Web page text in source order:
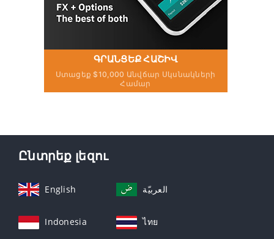
ԳՐԱՆՑԵՔ ՀԱՇԻՎ
Ստացեք $10,000 Անվճար Սկսնակների
Համար
Ընտրեք լեզու
English العربيّة
Indonesia ไทย